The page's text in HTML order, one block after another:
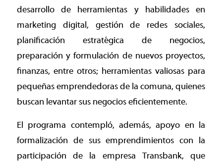
desarrollo de herramientas y habilidades en
marketing digital, gestión de redes sociales,
planificación estratégica de negocios,
preparación y formulación de nuevos proyectos,
finanzas, entre otros; herramientas valiosas para
pequeñas emprendedoras de la comuna, quienes
buscan levantar sus negocios eficientemente.
El programa contempló, además, apoyo en la
formalización de sus emprendimientos con la
participación de la empresa Transbank, que